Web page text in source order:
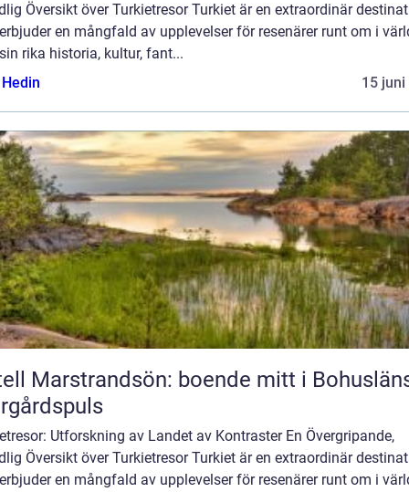
Översikt över Turkietresor Turkiet är en extraordinär
en mångfald av upplevelser för resenärer runt om i
rika historia, kultur, fant...
15 juni
Marstrandsön: boende mitt i
Utforskning av Landet av Kontraster En Övergripande,
Översikt över Turkietresor Turkiet är en extraordinär
en mångfald av upplevelser för resenärer runt om i